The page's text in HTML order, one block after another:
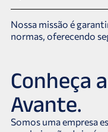
Conheça a
Avante.
Somos uma empresa
Nossa missão é
normas, oferecendo